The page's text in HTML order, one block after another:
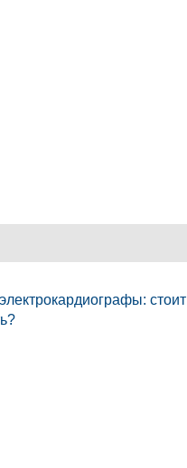
стоит